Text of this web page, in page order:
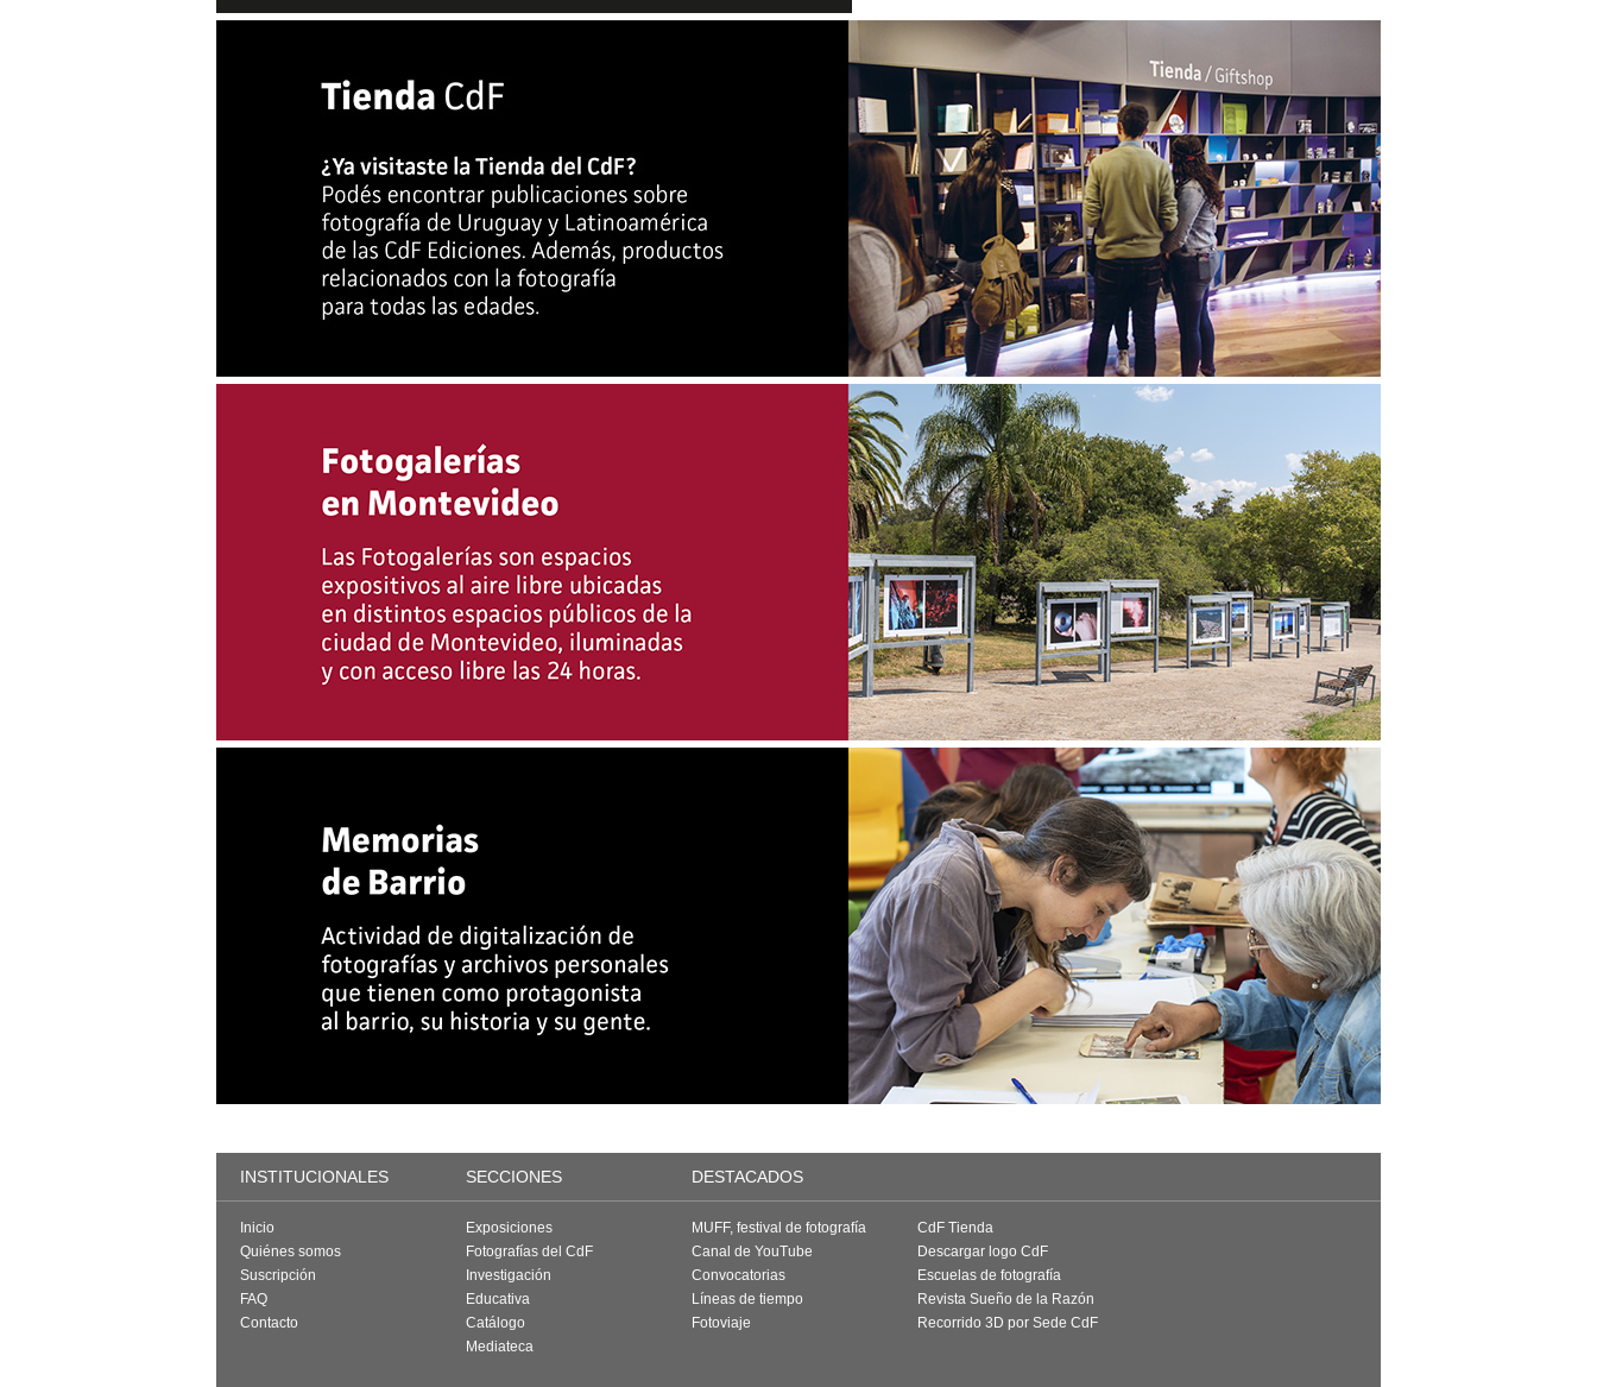
INSTITUCIONALES SECCIONES DESTACADOS
Inicio
Quiénes somos
Suscripción
FAQ
Contacto
Exposiciones
Fotografías del CdF
Investigación
Educativa
Catálogo
Mediateca
MUFF, festival de fotografía
Canal de YouTube
Convocatorias
Líneas de tiempo
Fotoviaje
CdF Tienda
Descargar logo CdF
Escuelas de fotografía
Revista Sueño de la Razón
Recorrido 3D por Sede CdF